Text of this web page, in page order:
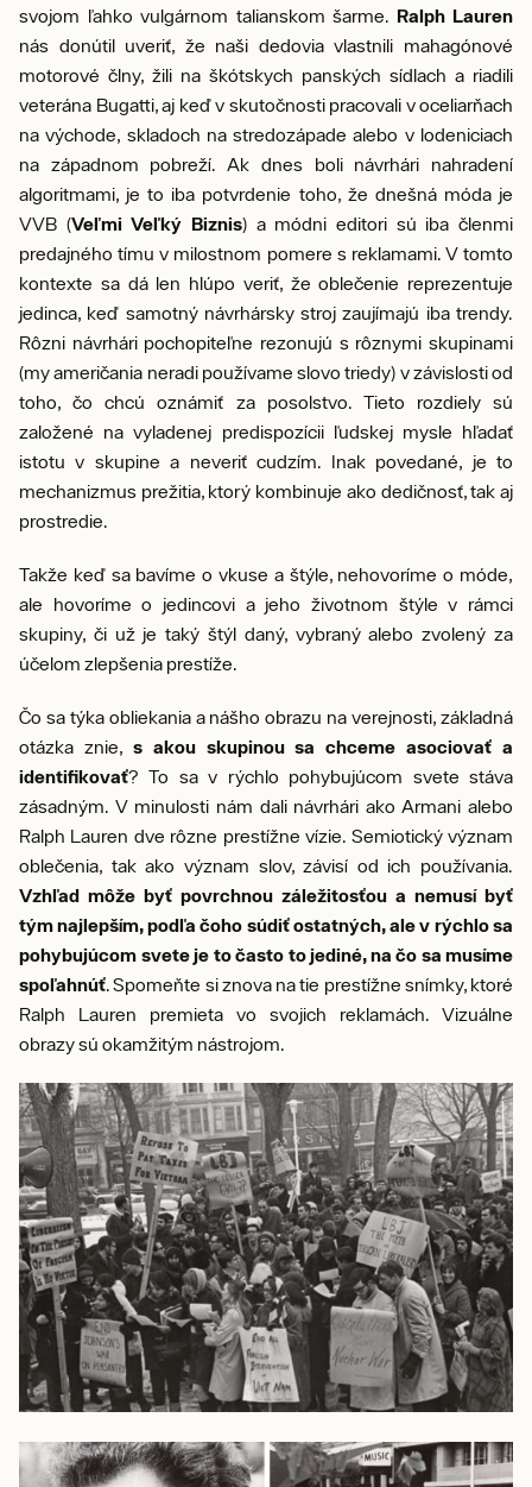
svojom ľahko vulgárnom talianskom šarme. Ralph Lauren
nás donútil uveriť, že naši dedovia vlastnili mahagónové
motorové člny, žili na škótskych panských sídlach a riadili
veterána Bugatti, aj keď v skutočnosti pracovali v oceliarňach
na východe, skladoch na stredozápade alebo v lodeniciach
na západnom pobreží. Ak dnes boli návrhári nahradení
algoritmami, je to iba potvrdenie toho, že dnešná móda je
VVB (Veľmi Veľký Biznis) a módni editori sú iba členmi
predajného tímu v milostnom pomere s reklamami. V tomto
kontexte sa dá len hlúpo veriť, že oblečenie reprezentuje
jedinca, keď samotný návrhársky stroj zaujímajú iba trendy.
Rôzni návrhári pochopiteľne rezonujú s rôznymi skupinami
(my američania neradi používame slovo triedy) v závislosti od
toho, čo chcú oznámiť za posolstvo. Tieto rozdiely sú
založené na vyladenej predispozícii ľudskej mysle hľadať
istotu v skupine a neveriť cudzím. Inak povedané, je to
mechanizmus prežitia, ktorý kombinuje ako dedičnosť, tak aj
prostredie.
Takže keď sa bavíme o vkuse a štýle, nehovoríme o móde,
ale hovoríme o jedincovi a jeho životnom štýle v rámci
skupiny, či už je taký štýl daný, vybraný alebo zvolený za
účelom zlepšenia prestíže.
Čo sa týka obliekania a nášho obrazu na verejnosti, základná
otázka znie, s akou skupinou sa chceme asociovať a
identifikovať? To sa v rýchlo pohybujúcom svete stáva
zásadným. V minulosti nám dali návrhári ako Armani alebo
Ralph Lauren dve rôzne prestížne vízie. Semiotický význam
oblečenia, tak ako význam slov, závisí od ich používania.
Vzhľad môže byť povrchnou záležitosťou a nemusí byť
tým najlepším, podľa čoho súdiť ostatných, ale v rýchlo sa
pohybujúcom svete je to často to jediné, na čo sa musíme
spoľahnúť. Spomeňte si znova na tie prestížne snímky, ktoré
Ralph Lauren premieta vo svojich reklamách. Vizuálne
obrazy sú okamžitým nástrojom.